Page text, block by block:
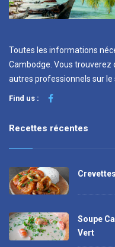
Toutes les informations
Cambodge. Vous trouverez
autres professionnels sur
Find us :
Recettes récentes
Soupe
Vert